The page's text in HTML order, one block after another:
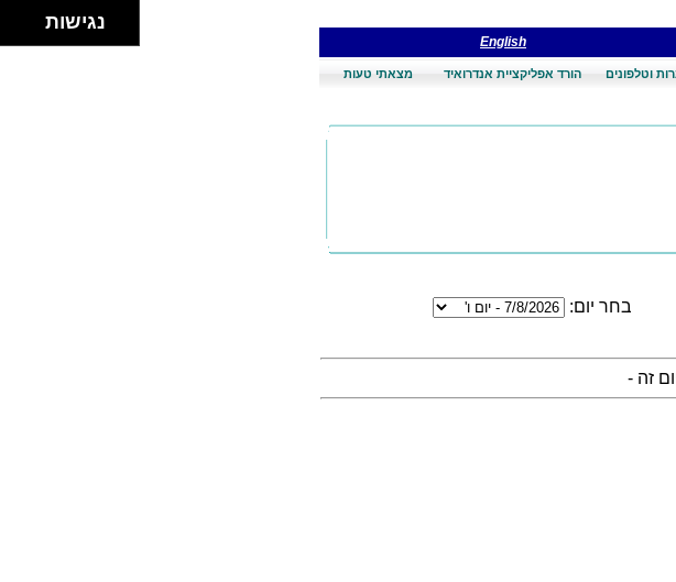
English
וטלפונים הורד אפליקציית אנדרואיד מצאתי טעות
בחר יום:
זה -
נגישות